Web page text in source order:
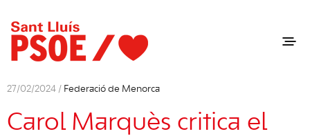
27/02/2024 / Federació de Menorca
Carol Marquès critica el